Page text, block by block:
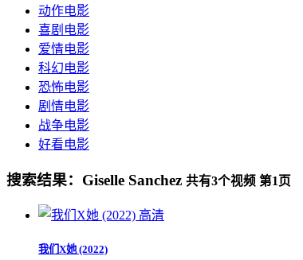
动作电影
喜剧电影
爱情电影
科幻电影
恐怖电影
剧情电影
战争电影
好看电影
搜索结果： Giselle Sanchez 共有3个视频 第1 页
高清
我们X她 (2022)